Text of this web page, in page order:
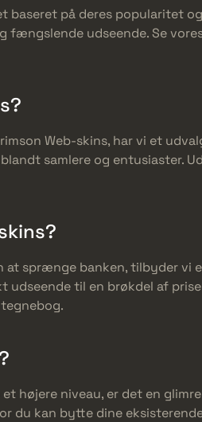
baseret på deres popularitet
udseende. Se
Web-skins, har vi et
samlere og entusiaster.
sprænge banken, tilbyder vi
til en brøkdel af
højere niveau, er det en
du kan bytte dine